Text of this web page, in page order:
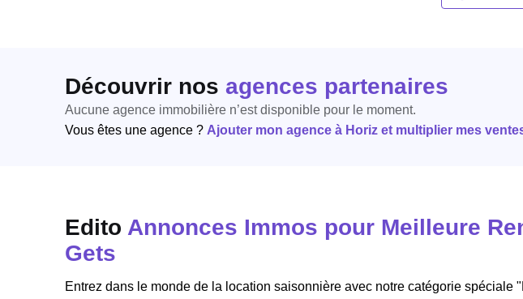
Découvrir nos agences partenaires
Aucune agence immobilière n’est disponible pour le moment.
Vous êtes une agence ? Ajouter mon agence à Horiz et multiplier mes
Edito Annonces Immos pour Meilleure
Gets
Entrez dans le monde de la location saisonnière avec notre catégorie spéciale